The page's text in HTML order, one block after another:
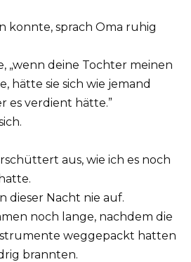
konnte, sprach Oma ruhig
„wenn deine Tochter meinen
hätte sie sich wie jemand
es verdient hätte.”
aus, wie ich es noch
dieser Nacht nie auf.
noch lange, nachdem die
weggepackt hatten
brannten.